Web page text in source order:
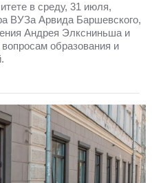
в среду, 31 июля,
ВУЗа Арвида Баршевского,
Андрея Элксниньша и
образования и